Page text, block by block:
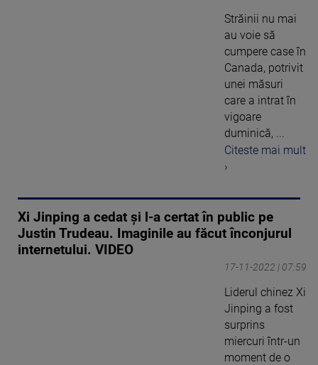
Străinii nu mai
au voie să
cumpere case în
Canada, potrivit
unei măsuri
care a intrat în
vigoare
duminică, ...
Citeste mai mult
›
Xi Jinping a cedat și l-a certat în public pe
Justin Trudeau. Imaginile au făcut înconjurul
internetului. VIDEO
17-11-2022 | 07:59
Liderul chinez Xi
Jinping a fost
surprins
miercuri într-un
moment de o